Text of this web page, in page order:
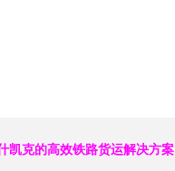
凯克的高效铁路货运解决方案